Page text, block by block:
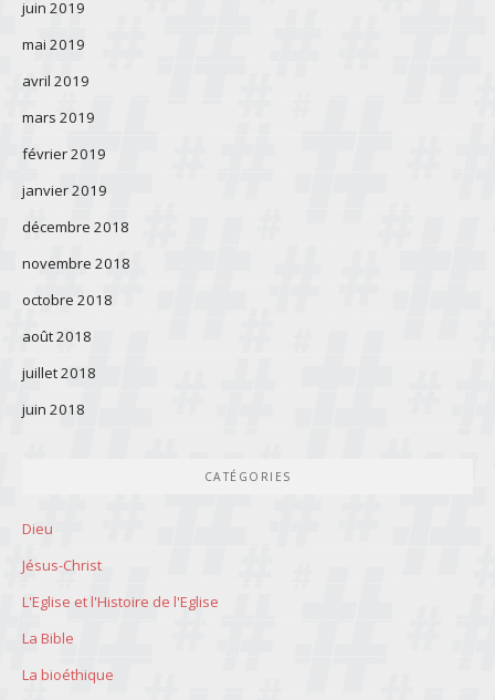
juin 2019
mai 2019
avril 2019
mars 2019
février 2019
janvier 2019
décembre 2018
novembre 2018
octobre 2018
août 2018
juillet 2018
juin 2018
CATÉGORIES
Dieu
Jésus-Christ
L'Eglise et l'Histoire de l'Eglise
La Bible
La bioéthique